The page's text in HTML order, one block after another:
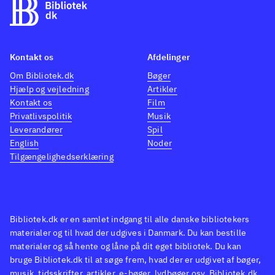
albumtitler og så videre og da
spørgsmålene dækker over
hele familien være med. Flere
af spørgsmålene
akkompagneres af musik, men
som i det originale Buzz!, er
denne musik ikke altid i en
korrekt version, men nærmere
en form for muzak-udgave,
runder, hvor spillerne skal
dyste om at svare korrekt på
kortest tid eller stjæle point fra
Bibliotek.dk er en samlet indgang til alle danske bibliotekers
materialer og til hvad der udgives i Danmark. Du kan bestille
materialer og så hente og låne på dit eget bibliotek. Du kan
bruge Bibliotek.dk til at søge frem, hvad der er udgivet af bøger,
Kontakt os
Om Bibliotek.dk
Hjælp og vejledning
Kontakt os
Privatlivspolitik
Leverandører
English
Tilgængelighedserklæring
Afdelinger
Bøger
Artikler
Film
Musik
Spil
Noder